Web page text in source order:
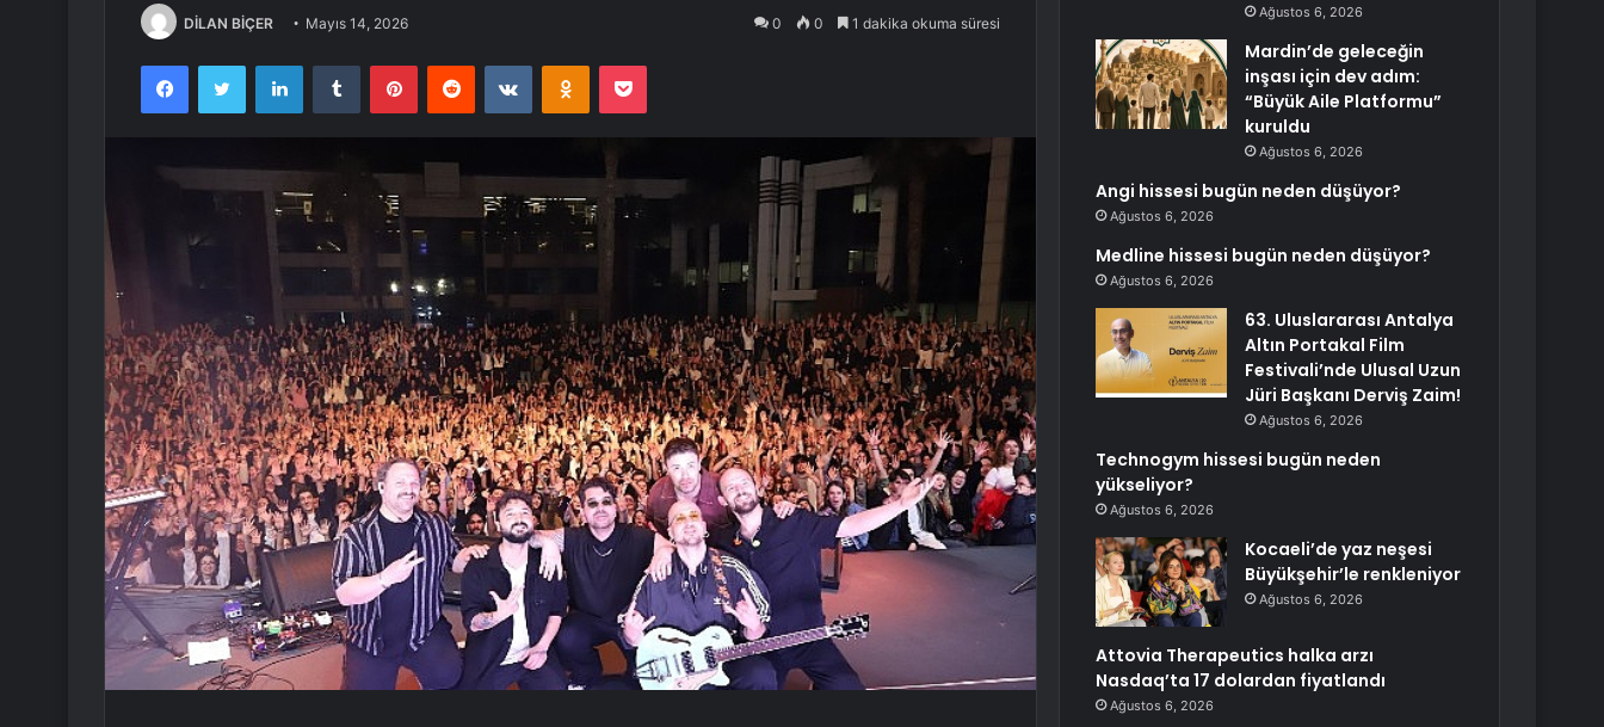
DİLAN BİÇER Mayıs 14, 2026 0 0 1 dakika okuma süresi
FacebookTwitter LinkedInTumblr PinterestReddit VKontakteOdnoklassniki
Pocket
Ağustos 6, 2026
Mardin’de geleceğin
inşası için dev adım:
“Büyük Aile Platformu”
kuruldu
Ağustos 6, 2026
Angi hissesi bugün neden düşüyor?
Ağustos 6, 2026
Medline hissesi bugün neden düşüyor?
Ağustos 6, 2026
63. Uluslararası Antalya
Altın Portakal Film
Festivali’nde Ulusal Uzun
Jüri Başkanı Derviş Zaim!
Ağustos 6, 2026
Technogym hissesi bugün neden
yükseliyor?
Ağustos 6, 2026
Kocaeli’de yaz neşesi
Büyükşehir’le renkleniyor
Ağustos 6, 2026
Attovia Therapeutics halka arzı
Nasdaq’ta 17 dolardan fiyatlandı
Ağustos 6, 2026